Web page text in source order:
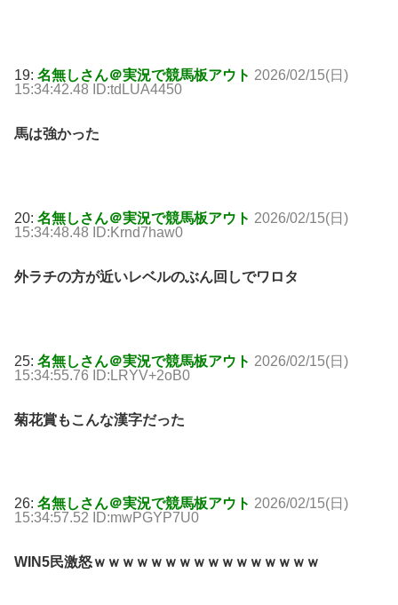
19: 名無しさん＠実況で競馬板アウト 2026/02/15(日)
15:34:42.48 ID:tdLUA4450
馬は強かった
20: 名無しさん＠実況で競馬板アウト 2026/02/15(日)
15:34:48.48 ID:Krnd7haw0
外ラチの方が近いレベルのぶん回しでワロタ
25: 名無しさん＠実況で競馬板アウト 2026/02/15(日)
15:34:55.76 ID:LRYV+2oB0
菊花賞もこんな漢字だった
26: 名無しさん＠実況で競馬板アウト 2026/02/15(日)
15:34:57.52 ID:mwPGYP7U0
WIN5民激怒ｗｗｗｗｗｗｗｗｗｗｗｗｗｗｗｗ